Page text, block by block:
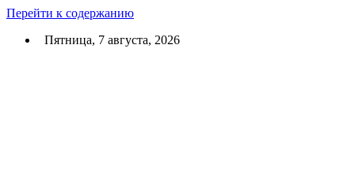
Перейти к содержанию
Пятница, 7 августа, 2026